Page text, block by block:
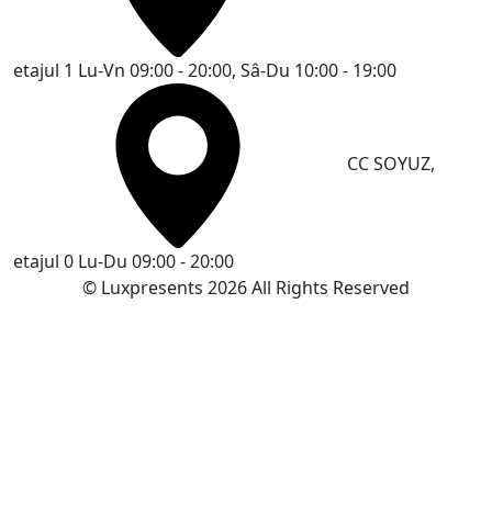
etajul 1 Lu-Vn 09:00 - 20:00, Sâ-Du 10:00 - 19:00
CC SOYUZ,
etajul 0 Lu-Du 09:00 - 20:00
© Luxpresents 2026 All Rights Reserved